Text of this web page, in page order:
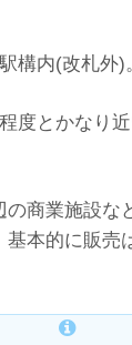
構内(改札外)
度とかなり
の商業施設な
基本的に販売